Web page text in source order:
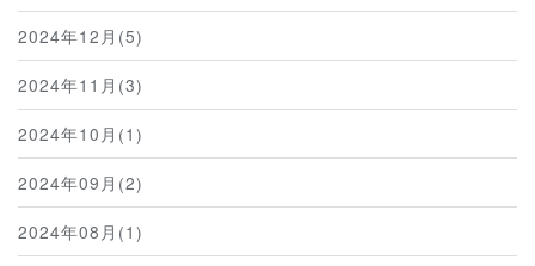
2024年12月(5)
2024年11月(3)
2024年10月(1)
2024年09月(2)
2024年08月(1)